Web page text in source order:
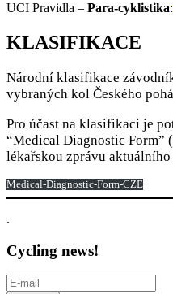
UCI Pravidla – Para-cyklistika:
KLASIFIKACE
Národní klasifikace
vybraných kol Českého
Pro účast na klasifikaci je
“Medical Diagnostic Form”
lékařskou zprávu
Medical-Diagnostic-Form-CZE
.
Cycling news!